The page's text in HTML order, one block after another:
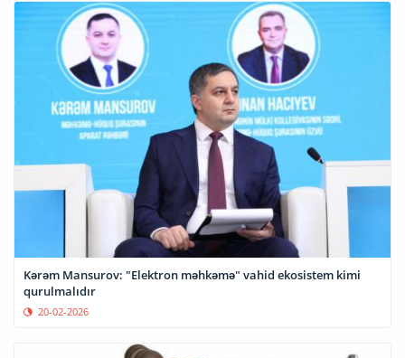
Kərəm Mansurov: "Elektron məhkəmə" vahid ekosistem kimi
qurulmalıdır
20-02-2026